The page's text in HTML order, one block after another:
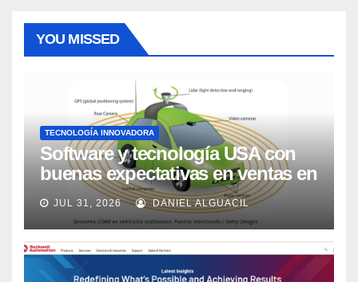
YOU MISSED
TECNOLOGÍA INNOVADORA
Software y tecnología USA con
buenas expectativas en ventas en
los próximos 2 años, según
Market Watch
JUL 31, 2026 DANIEL ALGUACIL